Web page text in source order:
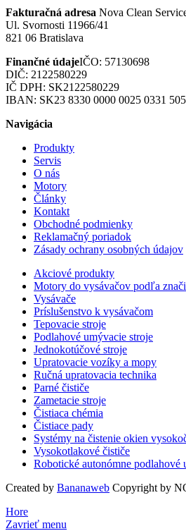
Fakturačná adresa Nova Clean
Ul. Svornosti 11966/41
821 06 Bratislava
Finančné údajeIČO: 57130698
DIČ: 2122580229
IČ DPH: SK2122580229
IBAN: SK23 8330 0000 0025 0331
Navigácia
Produkty
Servis
O nás
Motory
Články
Kontakt
Obchodné podmienky
Reklamačný poriadok
Zásady ochrany osobných údajov
Akciové produkty
Motory do vysávačov podľa
Vysávače
Príslušenstvo k vysávačom
Tepovacie stroje
Podlahové umývacie stroje
Jednokotúčové stroje
Upratovacie vozíky a mopy
Ručná upratovacia technika
Parné čističe
Zametacie stroje
Čistiaca chémia
Čistiace pady
Systémy na čistenie okien
Vysokotlakové čističe
Robotické autonómne podlahové
Created by Bananaweb Copyright by
Hore
Zavrieť menu